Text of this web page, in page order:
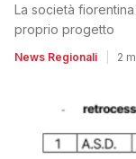
La società
proprio progetto
News Regionali 2